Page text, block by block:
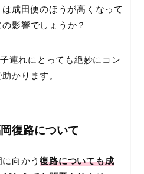
成田便のほうが高くなって
影響でしょうか？
連れにとっても絶妙にコン
かります。
復路について
に向かう復路についても成